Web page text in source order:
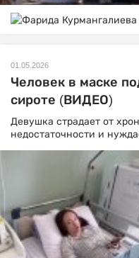
01.05.2026
Человек в маске
сироте (ВИДЕО)
Девушка страдает от
недостаточности и